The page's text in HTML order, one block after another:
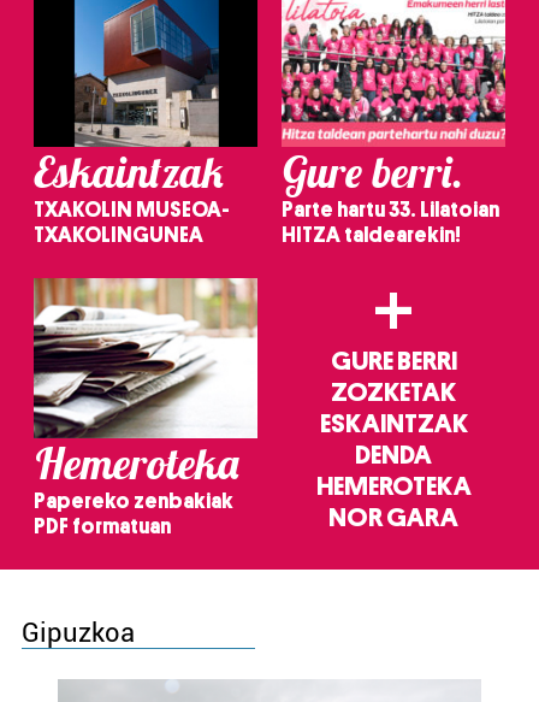
Eskaintzak
TXAKOLIN MUSEOA-
TXAKOLINGUNEA
Gure berri.
Parte hartu 33. Lilatoian
HITZA taldearekin!
Hemeroteka
Papereko zenbakiak
PDF formatuan
+
GURE BERRI
ZOZKETAK
ESKAINTZAK
DENDA
HEMEROTEKA
NOR GARA
Gipuzkoa